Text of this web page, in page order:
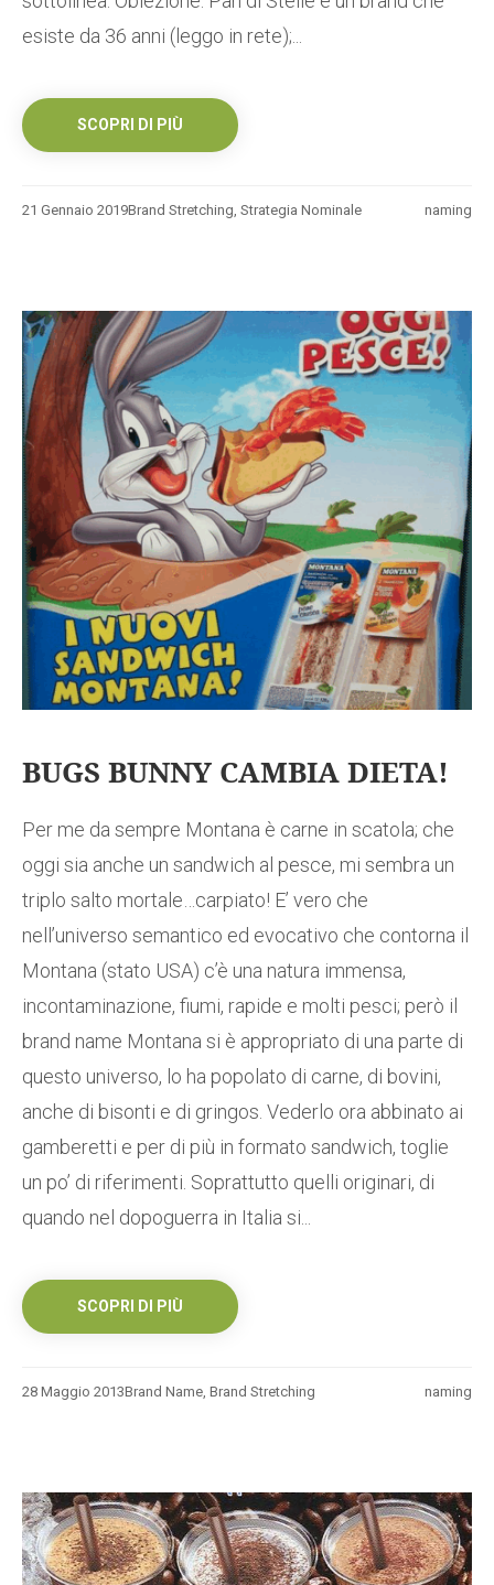
esiste da 36 anni (leggo in rete);...
SCOPRI DI PIÙ
21 Gennaio 2019 naming
Brand Stretching Strategia Nominale
BUGS BUNNY CAMBIA DIETA!
Per me da sempre Montana è carne in scatola; che
oggi sia anche un sandwich al pesce, mi sembra un
triplo salto mortale…carpiato! E’ vero che
nell’universo semantico ed evocativo che contorna il
Montana (stato USA) c’è una natura immensa,
incontaminazione, fiumi, rapide e molti pesci; però il
brand name Montana si è appropriato di una parte di
questo universo, lo ha popolato di carne, di bovini,
anche di bisonti e di gringos. Vederlo ora abbinato ai
gamberetti e per di più in formato sandwich, toglie
un po’ di riferimenti. Soprattutto quelli originari, di
quando nel dopoguerra in Italia si...
SCOPRI DI PIÙ
28 Maggio 2013 naming
Brand Name, Brand Stretching